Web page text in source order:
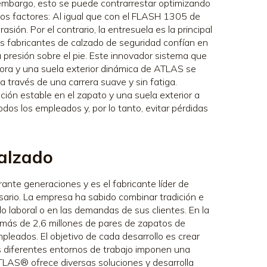
esto se puede contrarrestar optimizando
factores: Al igual que con el FLASH 1305 de
Por el contrario, la entresuela es la principal
fabricantes de calzado de seguridad confían en
sobre el pie. Este innovador sistema que
y una suela exterior dinámica de ATLAS se
través de una carrera suave y sin fatiga.
estable en el zapato y una suela exterior a
los empleados y, por lo tanto, evitar pérdidas
generaciones y es el fabricante líder de
La empresa ha sabido combinar tradición e
laboral o en las demandas de sus clientes. En la
de 2,6 millones de pares de zapatos de
El objetivo de cada desarrollo es crear
entornos de trabajo imponen una
ofrece diversas soluciones y desarrolla